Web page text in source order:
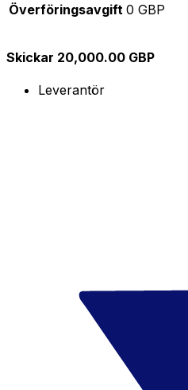
Överföringsavgift 0 GBP
Skickar 20,000.00 GBP
Leverantör